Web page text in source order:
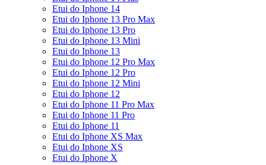
Etui do Iphone 14
Etui do Iphone 13 Pro Max
Etui do Iphone 13 Pro
Etui do Iphone 13 Mini
Etui do Iphone 13
Etui do Iphone 12 Pro Max
Etui do Iphone 12 Pro
Etui do Iphone 12 Mini
Etui do Iphone 12
Etui do Iphone 11 Pro Max
Etui do Iphone 11 Pro
Etui do Iphone 11
Etui do Iphone XS Max
Etui do Iphone XS
Etui do Iphone X